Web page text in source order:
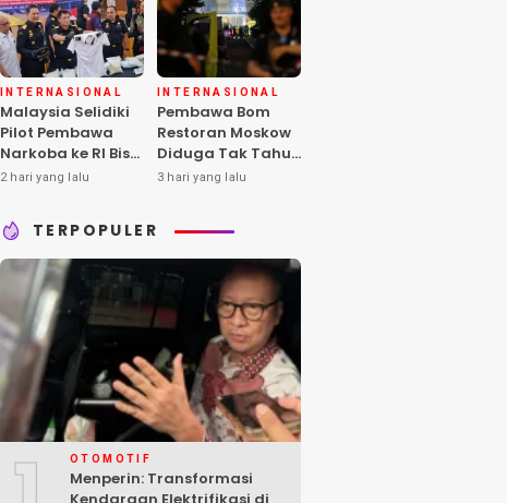
INTERNASIONAL
Malaysia Selidiki
Pilot Pembawa
Narkoba ke RI Bisa
Lolos Pemeriksaan
2 hari yang lalu
INTERNASIONAL
Pembawa Bom
Restoran Moskow
Diduga Tak Tahu
Isi Paket, 2 Orang
3 hari yang lalu
TERPOPULER
OTOMOTIF
Menperin: Transformasi